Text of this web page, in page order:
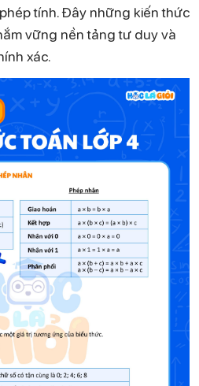
tính. Đây những kiến thức
vững nền tảng tư duy và
xác.